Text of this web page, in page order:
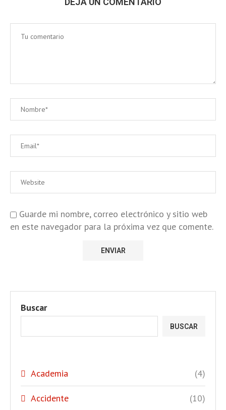
Guarde mi nombre, correo electrónico y sitio web
en este navegador para la próxima vez que comente.
Buscar
BUSCAR
Academia (4)
Accidente (10)